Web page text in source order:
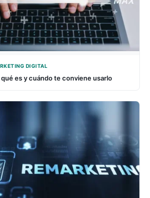
DIGITAL
es y cuándo te conviene usarlo